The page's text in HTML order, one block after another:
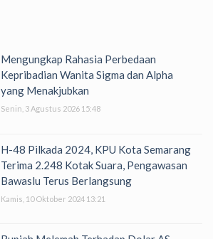
Mengungkap Rahasia Perbedaan
Kepribadian Wanita Sigma dan Alpha
yang Menakjubkan
Senin, 3 Agustus 2026 15:48
H-48 Pilkada 2024, KPU Kota Semarang
Terima 2.248 Kotak Suara, Pengawasan
Bawaslu Terus Berlangsung
Kamis, 10 Oktober 2024 13:21